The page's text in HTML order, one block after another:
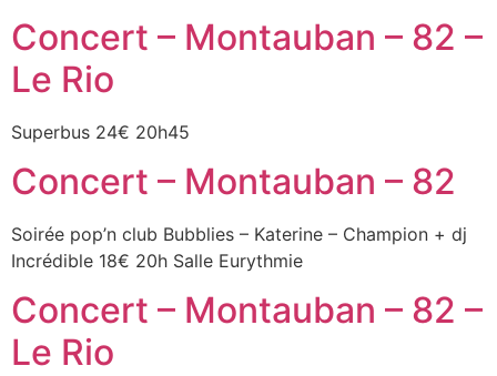
Concert – Montauban – 82 –
Le Rio
Superbus 24€ 20h45
Concert – Montauban – 82
Soirée pop’n club Bubblies – Katerine – Champion + dj
Incrédible 18€ 20h Salle Eurythmie
Concert – Montauban – 82 –
Le Rio